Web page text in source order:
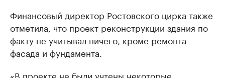
Финансовый директор Ростовского цирка также
отметила, что проект реконструкции здания по
факту не учитывал ничего, кроме ремонта
фасада и фундамента.
«В проекте не были учтены некоторые